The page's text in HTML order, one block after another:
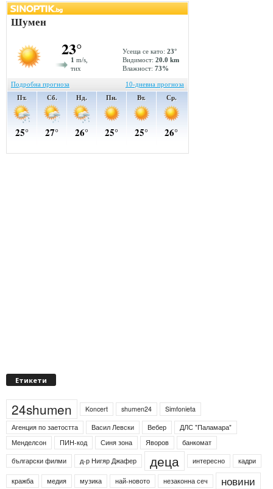
Етикети
24shumen Koncert shumen24
Simfonieta
Агенция по заетостта
Васил Левски Вебер
ДЛС "Паламара"
Менделсон
ПИН-код Синя зона Яворов
банкомат
български филми
д-р Нигяр Джафер деца интересно кадри
кражба медия музика най-новото незаконна сеч новини